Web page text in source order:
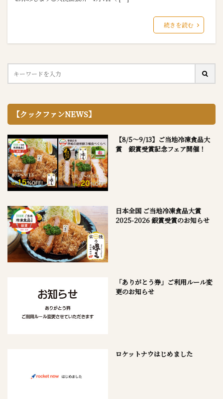
続きを読む
【クックファンNEWS】
【8/5～9/13】ご当地冷凍食品大
賞 銀賞受賞記念フェア開催！
日本全国 ご当地冷凍食品大賞
2025-2026 銀賞受賞のお知らせ
「ありがとう券」ご利用ルール変
更のお知らせ
ロケットナウはじめました